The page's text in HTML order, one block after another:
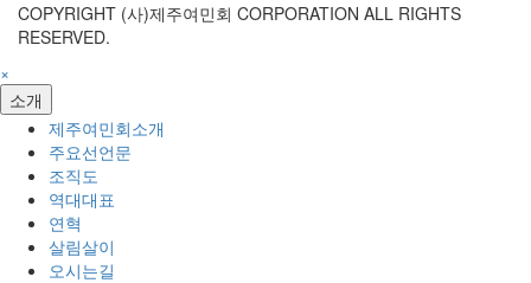
COPYRIGHT (사)제주여민회 CORPORATION ALL RIGHTS
RESERVED.
×
소개
제주여민회소개
주요선언문
조직도
역대대표
연혁
살림살이
오시는길